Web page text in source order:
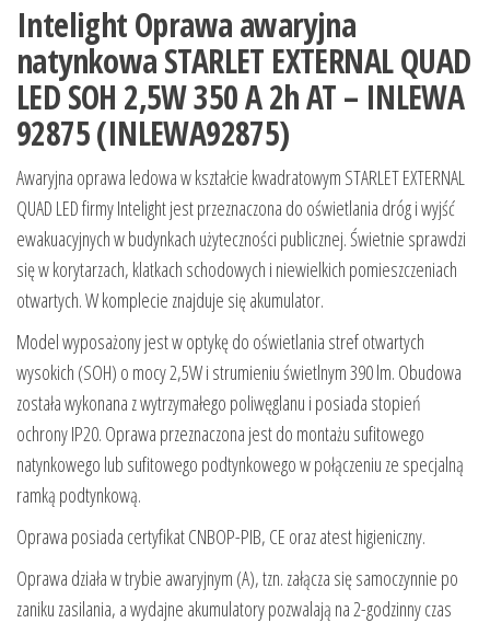
Intelight Oprawa awaryjna
natynkowa STARLET EXTERNAL QUAD
LED SOH 2,5W 350 A 2h AT – INLEWA
92875 (INLEWA92875)
Awaryjna oprawa ledowa w kształcie kwadratowym STARLET EXTERNAL
QUAD LED firmy Intelight jest przeznaczona do oświetlania dróg i wyjść
ewakuacyjnych w budynkach użyteczności publicznej. Świetnie sprawdzi
się w korytarzach, klatkach schodowych i niewielkich pomieszczeniach
otwartych. W komplecie znajduje się akumulator.
Model wyposażony jest w optykę do oświetlania stref otwartych
wysokich (SOH) o mocy 2,5W i strumieniu świetlnym 390 lm. Obudowa
została wykonana z wytrzymałego poliwęglanu i posiada stopień
ochrony IP20. Oprawa przeznaczona jest do montażu sufitowego
natynkowego lub sufitowego podtynkowego w połączeniu ze specjalną
ramką podtynkową.
Oprawa posiada certyfikat CNBOP-PIB, CE oraz atest higieniczny.
Oprawa działa w trybie awaryjnym (A), tzn. załącza się samoczynnie po
zaniku zasilania, a wydajne akumulatory pozwalają na 2-godzinny czas